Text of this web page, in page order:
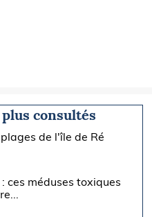
consultés
de l'île de Ré
ces méduses toxiques